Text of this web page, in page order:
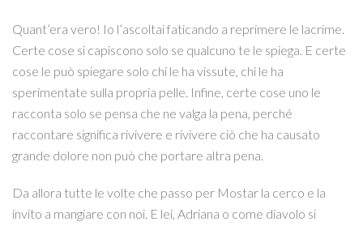
Quant’era vero! Io l’ascoltai faticando a reprimere le lacrime.
Certe cose si capiscono solo se qualcuno te le spiega. E certe
cose le può spiegare solo chi le ha vissute, chi le ha
sperimentate sulla propria pelle. Infine, certe cose uno le
racconta solo se pensa che ne valga la pena, perché
raccontare significa rivivere e rivivere ciò che ha causato
grande dolore non può che portare altra pena.
Da allora tutte le volte che passo per Mostar la cerco e la
invito a mangiare con noi. E lei, Adriana o come diavolo si